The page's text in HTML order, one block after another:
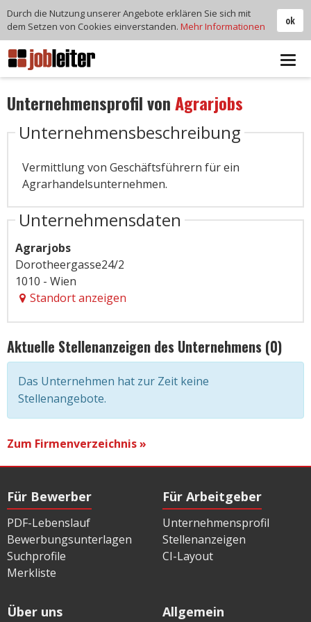
Unternehmensprofil vonAgrarjobs
Unternehmensbeschreibung
Vermittlung von Geschäftsführern für ein
Agrarhandelsunternehmen.
Unternehmensdaten
Agrarjobs
Dorotheergasse24/2
1010 - Wien
Standort anzeigen
Aktuelle Stellenanzeigen des Unternehmens (0)
Das Unternehmen hat zur Zeit keine
Stellenangebote.
Zum Firmenverzeichnis »
Für Bewerber
PDF-Lebenslauf
Bewerbungsunterlagen
Suchprofile
Merkliste
Für Arbeitgeber
Unternehmensprofil
Stellenanzeigen
CI-Layout
Über uns Allgemein
ok
Durch die Nutzung unserer Angebote erklären Sie sich mit
dem Setzen von Cookies einverstanden. Mehr Informationen